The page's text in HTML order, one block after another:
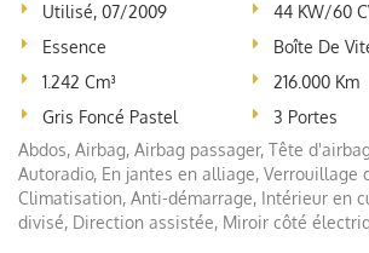
Utilisé, 07/2009
44 KW/60
Essence
Boîte De
1.242 Cm³
216.000 Km
Gris Foncé Pastel
3 Portes
Abdos, Airbag, Airbag passager, Tête
Autoradio, En jantes en alliage, Verrouillage
Climatisation, Anti-démarrage, Intérieur en
divisé, Direction assistée, Miroir côté